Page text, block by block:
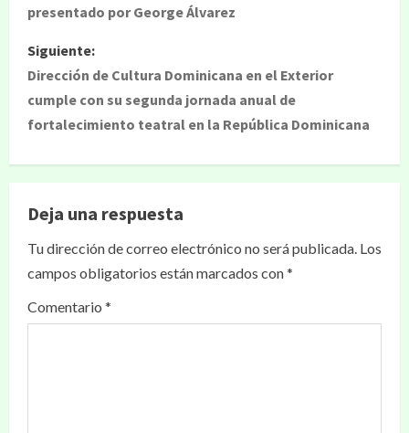
presentado por George Álvarez
Siguiente:
Dirección de Cultura Dominicana en el Exterior
cumple con su segunda jornada anual de
fortalecimiento teatral en la República Dominicana
Deja una respuesta
Tu dirección de correo electrónico no será publicada. Los
campos obligatorios están marcados con*
Comentario *